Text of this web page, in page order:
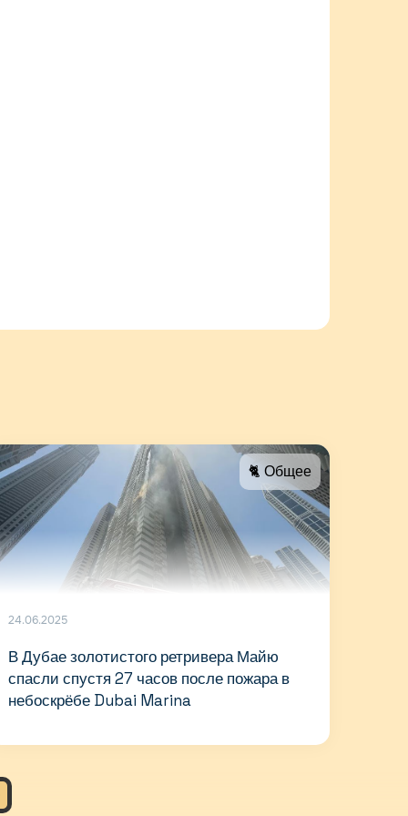
🐈 Общее
24.06.2025
В Дубае золотистого ретривера Майю
спасли спустя 27 часов после пожара в
небоскрёбе Dubai Marina